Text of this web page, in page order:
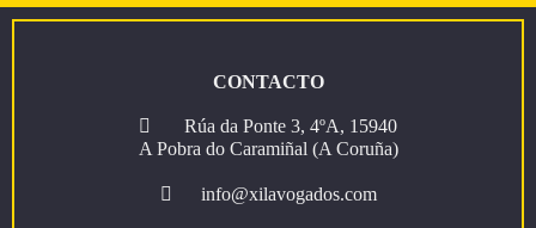
CONTACTO
Rúa da Ponte 3, 4ºA, 15940
A Pobra do Caramiñal (A Coruña)
info@xilavogados.com